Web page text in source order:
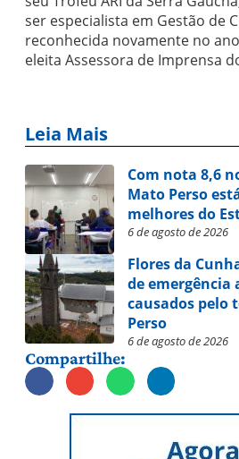
ser especialista em Gestão de
reconhecida novamente no
eleita Assessora de Imprensa
Leia Mais
Com nota 8,6
Mato Perso
melhores do
6 de agosto de 2026
Flores da
de emergência
causados pelo
Perso
6 de agosto de 2026
Compartilhe: